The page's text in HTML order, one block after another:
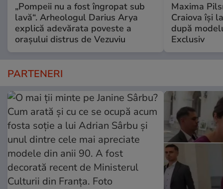
„Pompeii nu a fost îngropat sub
lavă“. Arheologul Darius Arya
explică adevărata poveste a
orașului distrus de Vezuviu
Maxima
Craiova își
după
Exclusiv
PARTENERI